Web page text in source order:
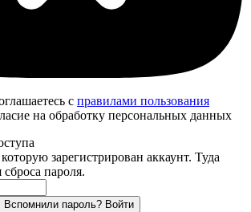
с правилами пользования
на обработку персональных данных
зарегистрирован аккаунт. Туда
пароля.
Вспомнили пароль? Войти